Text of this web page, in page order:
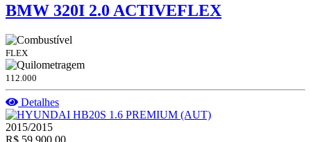
BMW 320I 2.0 ACTIVEFLEX
FLEX
112.000
Detalhes
2015/2015
R$ 59.900,00